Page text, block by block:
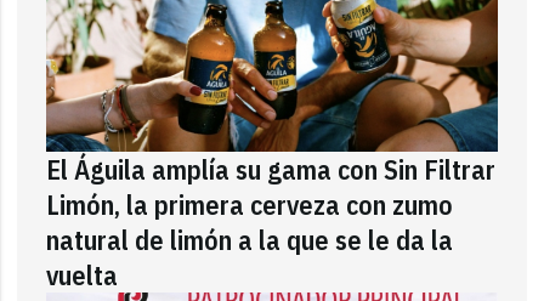
El Águila amplía su gama con Sin Filtrar
Limón, la primera cerveza con zumo
natural de limón a la que se le da la
vuelta